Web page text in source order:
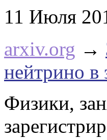
11 Июля
arxiv.org →
нейтрино в
Физики,